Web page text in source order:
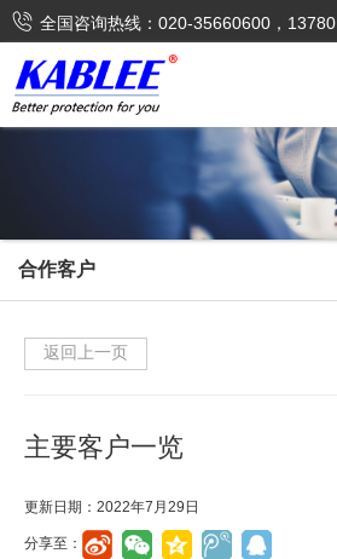
 全国咨询热线：020-35660600，
合作客户
返回上一页
主要客户一览
更新日期：2022年7月29日
分享至：